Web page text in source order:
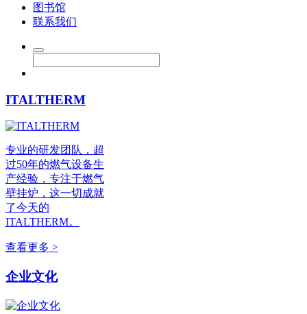
图书馆
联系我们
ITALTHERM
专业的研发团队，超
过50年的燃气设备生
产经验，专注于燃气
壁挂炉，这一切成就
了今天的
ITALTHERM。
查看更多 >
企业文化